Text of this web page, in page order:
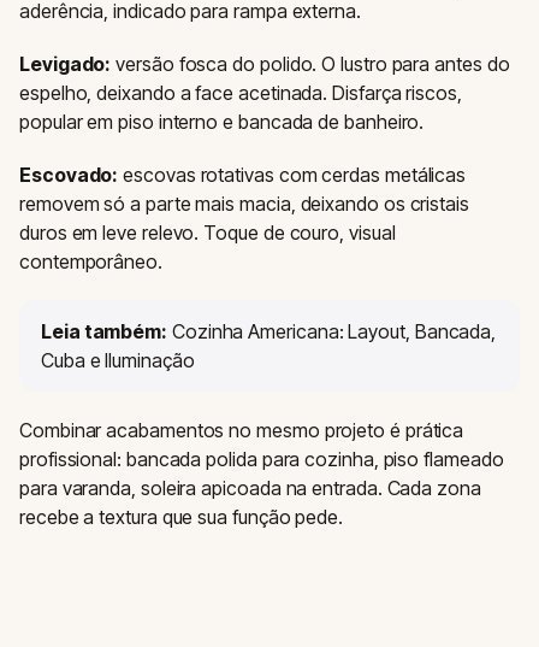
aderência, indicado para rampa externa.
Levigado: versão fosca do polido. O lustro para antes do
espelho, deixando a face acetinada. Disfarça riscos,
popular em piso interno e bancada de banheiro.
Escovado: escovas rotativas com cerdas metálicas
removem só a parte mais macia, deixando os cristais
duros em leve relevo. Toque de couro, visual
contemporâneo.
Leia também: Cozinha Americana: Layout, Bancada,
Cuba e Iluminação
Combinar acabamentos no mesmo projeto é prática
profissional: bancada polida para cozinha, piso flameado
para varanda, soleira apicoada na entrada. Cada zona
recebe a textura que sua função pede.